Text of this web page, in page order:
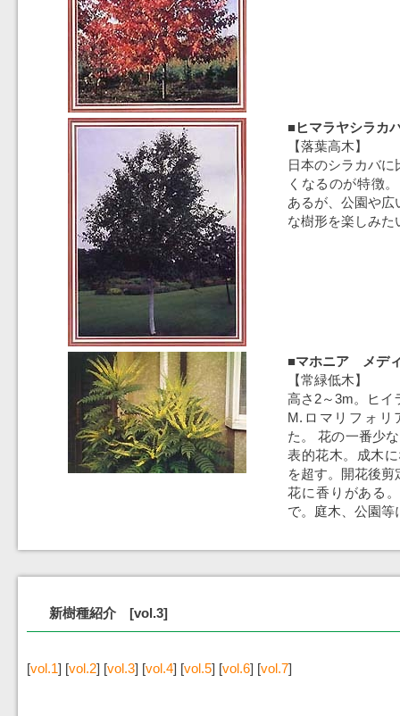
■ヒマラヤシラ
【落葉高木】
日本のシラカバ
くなるのが特徴
あるが、公園や広
な樹形を楽しみた
■マホニア メデ
【常緑低木】
高さ2～3m。ヒイ
M.ロマリフォリ
た。 花の一番少
表的花木。成木
を超す。開花後
花に香りがある
で。庭木、公園等
新樹種紹介 [vol.3]
[vol.1] [vol.2] [vol.3] [vol.4] [vol.5] [vol.6] [vol.7]